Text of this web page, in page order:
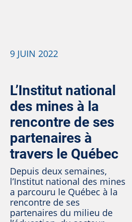
9 JUIN 2022
L’Institut national
des mines à la
rencontre de ses
partenaires à
travers le Québec
Depuis deux semaines,
l’Institut national des mines
a parcouru le Québec à la
rencontre de ses
partenaires du milieu de